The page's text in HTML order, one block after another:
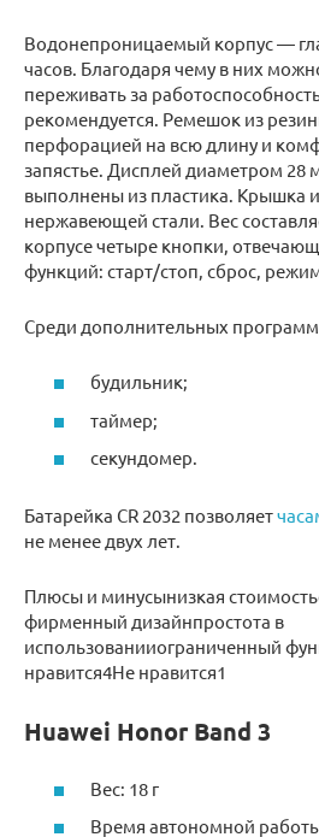
Водонепроницаемый корпус —
часов. Благодаря чему в них
переживать за
рекомендуется. Ремешок из
перфорацией на всю длину и
запястье. Дисплей диаметром 28
выполнены из пластика. Крышка
нержавеющей стали. Вес
корпусе четыре кнопки,
функций: старт/стоп, сброс,
Среди дополнительных программ
будильник;
таймер;
секундомер.
Батарейка CR 2032 позволяет
не менее двух лет.
Плюсы и минусынизкая
фирменный дизайнпростота в
использованииограниченный
нравится4Не нравится1
Huawei Honor Band 3
Вес: 18 г
Время автономной